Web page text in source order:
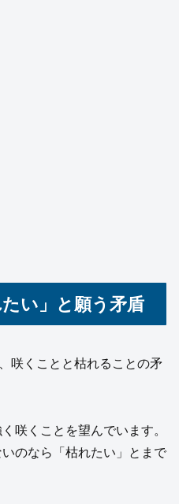
い」と願う矛盾
咲くことと枯れることの矛
咲くことを望んでいます。
のなら「枯れたい」とまで